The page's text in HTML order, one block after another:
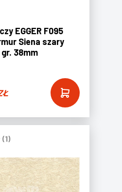
EGGER F095
Siena szary
gr. 38mm
(1)